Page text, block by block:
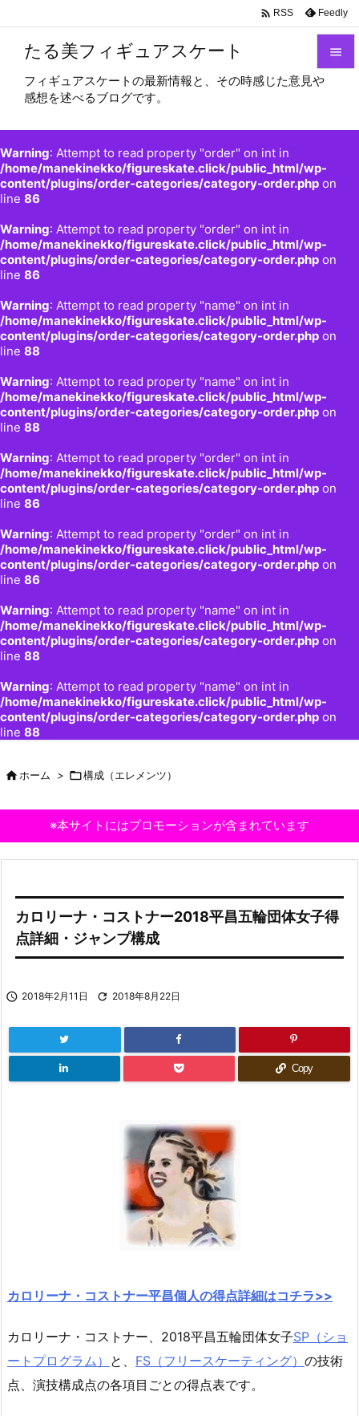
たる美フィギュアスケート
フィギュアスケートの最新情報と、その時感じた意見や
感想を述べるブログです。
Warning: Attempt to read property "order" on int in
/home/manekinekko/figureskate.click/public_html/wp-
content/plugins/order-categories/category-order.php on
line 86
Warning: Attempt to read property "order" on int in
/home/manekinekko/figureskate.click/public_html/wp-
content/plugins/order-categories/category-order.php on
line 86
Warning: Attempt to read property "name" on int in
/home/manekinekko/figureskate.click/public_html/wp-
content/plugins/order-categories/category-order.php on
line 88
Warning: Attempt to read property "name" on int in
/home/manekinekko/figureskate.click/public_html/wp-
content/plugins/order-categories/category-order.php on
line 88
Warning: Attempt to read property "order" on int in
/home/manekinekko/figureskate.click/public_html/wp-
content/plugins/order-categories/category-order.php on
line 86
Warning: Attempt to read property "order" on int in
/home/manekinekko/figureskate.click/public_html/wp-
content/plugins/order-categories/category-order.php on
line 86
Warning: Attempt to read property "name" on int in
/home/manekinekko/figureskate.click/public_html/wp-
content/plugins/order-categories/category-order.php on
line 88
Warning: Attempt to read property "name" on int in
/home/manekinekko/figureskate.click/public_html/wp-
content/plugins/order-categories/category-order.php on
line 88


前へ

 RSS Feedly
ホーム > 構成（エレメンツ）
※本サイトにはプロモーションが含まれています
カロリーナ・コストナー2018平昌五輪団体女子得
点詳細・ジャンプ構成
 2018年2月11日  2018年8月22日
Copy
カロリーナ・コストナー平昌個人の得点詳細はコチラ>>
カロリーナ・コストナー、2018平昌五輪団体女子SP（ショ
ートプログラム） と、 FS（フリースケーティング） の技術
点、演技構成点の各項目ごとの得点表です。